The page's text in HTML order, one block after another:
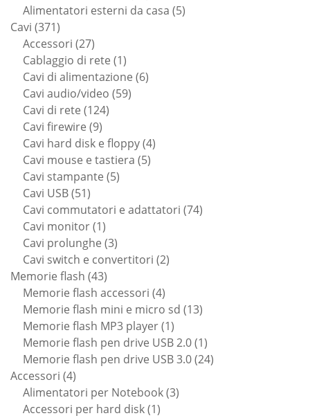
prodotti
Alimentatori esterni da casa 55
Cavi 371371
prodotti
Accessori 2727
prodotti
Cablaggio di rete 11
prodotto
Cavi di alimentazione 66
Cavi audio/video 5959
Cavi di rete 124124
Cavi firewire 99
prodotti
Cavi hard disk e floppy 44
Cavi mouse e tastiera 55
Cavi stampante 55
Cavi USB 5151
prodotti
Cavi commutatori e adattatori 7474
Cavi monitor 11
prodotto
Cavi prolunghe 33
prodotti
Cavi switch e convertitori 22
Memorie flash 4343
prodotti
Memorie flash accessori 44
prodotti
Memorie flash mini e micro sd 1313
Memorie flash MP3 player 11
prodotto
Memorie flash pen drive USB 2.0 11
prodotto
Memorie flash pen drive USB 3.0 2424
Accessori 44
prodotti
Alimentatori per Notebook 33
Accessori per hard disk 11